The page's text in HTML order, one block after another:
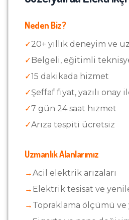
Neden Biz?
✓20+ yıllık deneyim ve
✓Belgeli, eğitimli
✓15 dakikada hizmet
✓Şeffaf fiyat, yazılı onay
✓7 gün 24 saat hizmet
✓Arıza tespiti ücretsiz
Uzmanlık Alanlarımız
→Acil elektrik arızaları
→ Elektrik tesisat ve
→ Topraklama ölçümü ve